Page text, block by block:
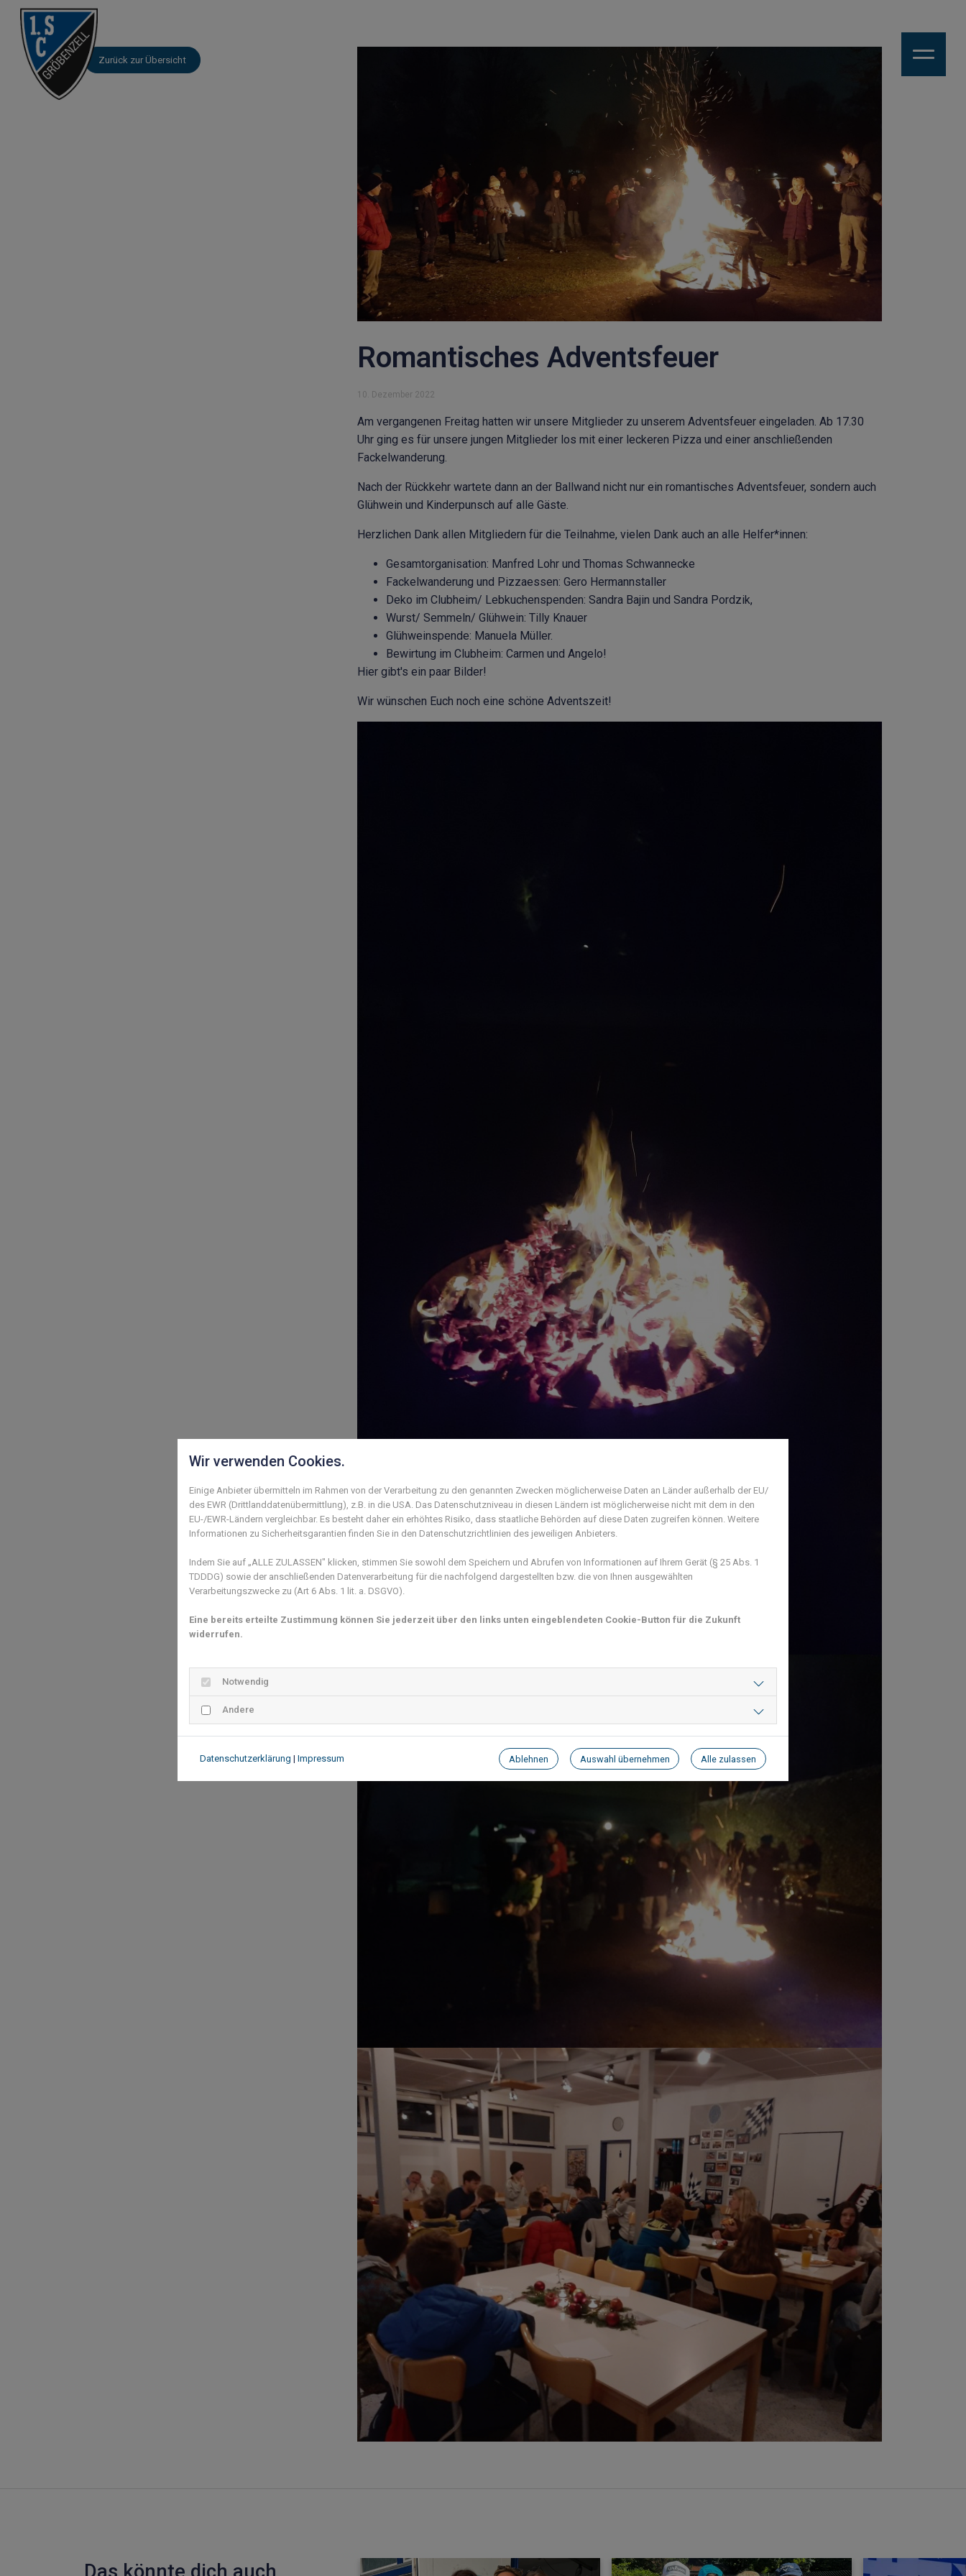
Zurück zur Übersicht
Romantisches Adventsfeuer
10. Dezember 2022
Am vergangenen Freitag hatten wir unsere Mitglieder zu unserem Adventsfeuer eingeladen. Ab 17.30
Uhr ging es für unsere jungen Mitglieder los mit einer leckeren Pizza und einer anschließenden
Fackelwanderung.
Nach der Rückkehr wartete dann an der Ballwand nicht nur ein romantisches Adventsfeuer, sondern auch
Glühwein und Kinderpunsch auf alle Gäste.
Herzlichen Dank allen Mitgliedern für die Teilnahme, vielen Dank auch an alle Helfer*innen:
Gesamtorganisation: Manfred Lohr und Thomas Schwannecke
Fackelwanderung und Pizzaessen: Gero Hermannstaller
Deko im Clubheim/ Lebkuchenspenden: Sandra Bajin und Sandra Pordzik,
Wurst/ Semmeln/ Glühwein: Tilly Knauer
Glühweinspende: Manuela Müller.
Bewirtung im Clubheim: Carmen und Angelo!
Hier gibt's ein paar Bilder!
Wir wünschen Euch noch eine schöne Adventszeit!
Das könnte dich auch
Wir verwenden Cookies.
Einige Anbieter übermitteln im Rahmen von der Verarbeitung zu den genannten Zwecken möglicherweise Daten an Länder außerhalb der EU/
des EWR (Drittlanddatenübermittlung), z.B. in die USA. Das Datenschutzniveau in diesen Ländern ist möglicherweise nicht mit dem in den
EU-/EWR-Ländern vergleichbar. Es besteht daher ein erhöhtes Risiko, dass staatliche Behörden auf diese Daten zugreifen können. Weitere
Informationen zu Sicherheitsgarantien finden Sie in den Datenschutzrichtlinien des jeweiligen Anbieters.
Indem Sie auf „ALLE ZULASSEN" klicken, stimmen Sie sowohl dem Speichern und Abrufen von Informationen auf Ihrem Gerät (§ 25 Abs. 1
TDDDG) sowie der anschließenden Datenverarbeitung für die nachfolgend dargestellten bzw. die von Ihnen ausgewählten
Verarbeitungszwecke zu (Art 6 Abs. 1 lit. a. DSGVO).
Eine bereits erteilte Zustimmung können Sie jederzeit über den links unten eingeblendeten Cookie-Button für die Zukunft
widerrufen.
Notwendig
Andere
Datenschutzerklärung | Impressum Ablehnen Auswahl übernehmen Alle zulassen